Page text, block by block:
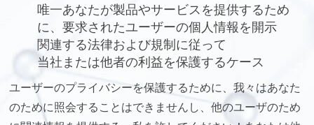
唯一あなたが製品やサービスを提供するため
に、要求されたユーザーの個人情報を開示
関連する法律および規制に従って
当社または他者の利益を保護するケース
ユーザーのプライバシーを保護するために、我々はあなた
のために照会することはできませんし、他のユーザのため